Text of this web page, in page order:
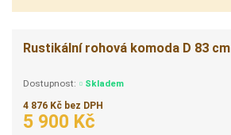
Rustikální rohová komoda D 83 cm
Dostupnost:
Skladem
4 876 Kč bez DPH
5 900 Kč